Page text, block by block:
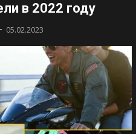
в 2022 году
- 05.02.2023